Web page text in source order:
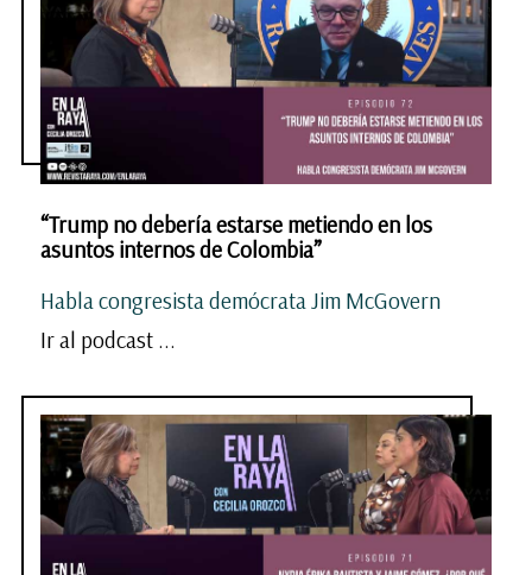
“Trump no debería estarse metiendo en los
asuntos internos de Colombia”
Habla congresista demócrata Jim McGovern
Ir al podcast ...